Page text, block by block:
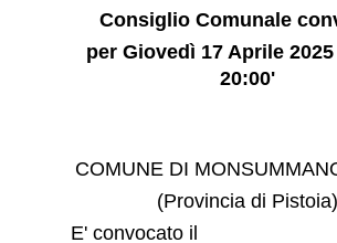
Consiglio Comunale
per Giovedì 17 Aprile
20:00'
COMUNE DI
(Provincia di Pistoia)
E' convocato il